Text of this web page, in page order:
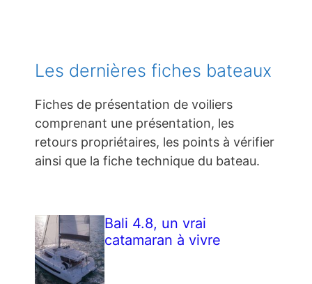
Les dernières fiches bateaux
Fiches de présentation de voiliers
comprenant une présentation, les
retours propriétaires, les points à vérifier
ainsi que la fiche technique du bateau.
Bali 4.8, un vrai
catamaran à vivre